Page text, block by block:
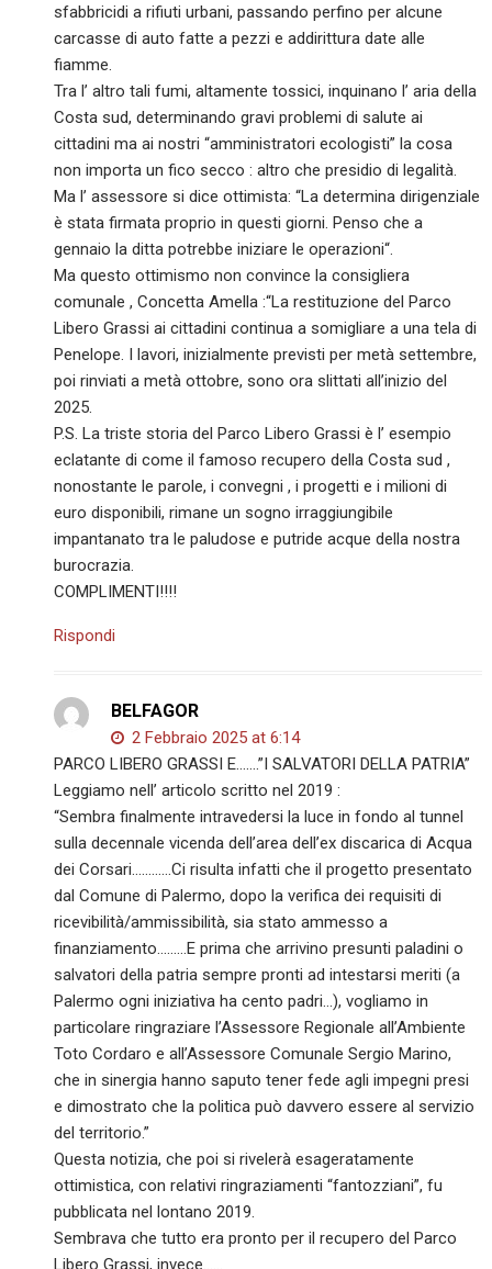
sfabbricidi a rifiuti urbani, passando perfino per alcune
carcasse di auto fatte a pezzi e addirittura date alle
fiamme.
Tra l’ altro tali fumi, altamente tossici, inquinano l’ aria della
Costa sud, determinando gravi problemi di salute ai
cittadini ma ai nostri “amministratori ecologisti” la cosa
non importa un fico secco : altro che presidio di legalità.
Ma l’ assessore si dice ottimista: “La determina dirigenziale
è stata firmata proprio in questi giorni. Penso che a
gennaio la ditta potrebbe iniziare le operazioni“.
Ma questo ottimismo non convince la consigliera
comunale , Concetta Amella :“La restituzione del Parco
Libero Grassi ai cittadini continua a somigliare a una tela di
Penelope. I lavori, inizialmente previsti per metà settembre,
poi rinviati a metà ottobre, sono ora slittati all’inizio del
2025.
P.S. La triste storia del Parco Libero Grassi è l’ esempio
eclatante di come il famoso recupero della Costa sud ,
nonostante le parole, i convegni , i progetti e i milioni di
euro disponibili, rimane un sogno irraggiungibile
impantanato tra le paludose e putride acque della nostra
burocrazia.
COMPLIMENTI!!!!
Rispondi
BELFAGOR
2 Febbraio 2025 at 6:14
PARCO LIBERO GRASSI E…….”I SALVATORI DELLA PATRIA”
Leggiamo nell’ articolo scritto nel 2019 :
“Sembra finalmente intravedersi la luce in fondo al tunnel
sulla decennale vicenda dell’area dell’ex discarica di Acqua
dei Corsari…………Ci risulta infatti che il progetto presentato
dal Comune di Palermo, dopo la verifica dei requisiti di
ricevibilità/ammissibilità, sia stato ammesso a
finanziamento………E prima che arrivino presunti paladini o
salvatori della patria sempre pronti ad intestarsi meriti (a
Palermo ogni iniziativa ha cento padri…), vogliamo in
particolare ringraziare l’Assessore Regionale all’Ambiente
Toto Cordaro e all’Assessore Comunale Sergio Marino,
che in sinergia hanno saputo tener fede agli impegni presi
e dimostrato che la politica può davvero essere al servizio
del territorio.”
Questa notizia, che poi si rivelerà esageratamente
ottimistica, con relativi ringraziamenti “fantozziani”, fu
pubblicata nel lontano 2019.
Sembrava che tutto era pronto per il recupero del Parco
Libero Grassi, invece……